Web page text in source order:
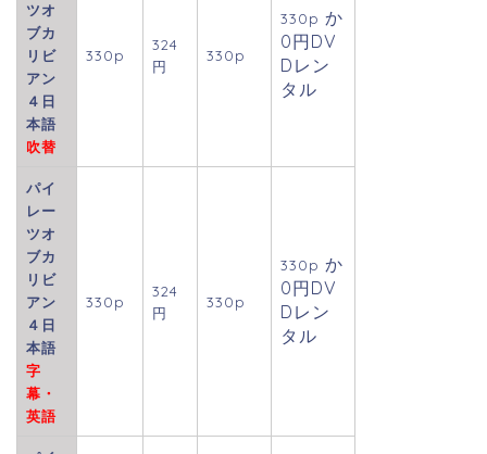
ツオ
ブカ
リビ
アン
４日
本語
吹替
330p
324
円
330p
330p か
0円DV
Dレン
タル
パイ
レー
ツオ
ブカ
リビ
アン
４日
本語
字
幕・
英語
330p
324
円
330p
330p か
0円DV
Dレン
タル